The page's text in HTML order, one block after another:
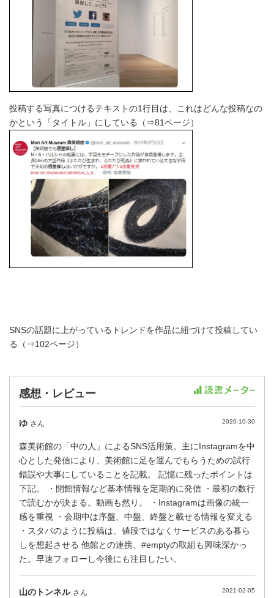
投稿する写真につけるテキストの1行目は、これはどんな投稿なの
かという「タイトル」にしている（⇒81ページ）
SNSの話題に上がっているトレンドを作品に紐づけて投稿してい
る（⇒102ページ）
感想・レビュー
ゆ さん 2020-10-30
森美術館の「中の人」によるSNS活用策。主にInstagramを中
心とした発信により、美術館に足を運んでもらうための試行
錯誤や大事にしていることを記載。 記憶に残ったポイントは
下記。 ・開館情報など基本情報を定期的に発信 ・最初の数行
で読むかが決まる。動画も然り。 ・Instagramは画像の統一
感を重視 ・会期中は序盤、中盤、終盤と載せる情報を変える
・スタバのように投稿は、値段ではなくサービスのある暮ら
しを想起させる 他館との連携、#emptyの取組も興味深かっ
た。早速フォローし今後にも注目したい。
山のトンネル さん 2021-02-05